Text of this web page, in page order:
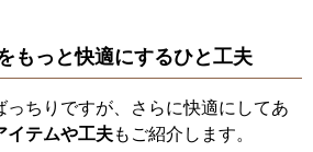
もっと快適にするひと工夫
っちりですが、さらに快適にしてあ
イテムや工夫もご紹介します。